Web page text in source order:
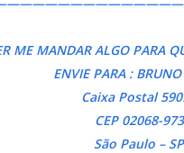
ME MANDAR ALGO PARA
ENVIE PARA :
Caixa Postal
CEP 02068-973
São Paulo – SP